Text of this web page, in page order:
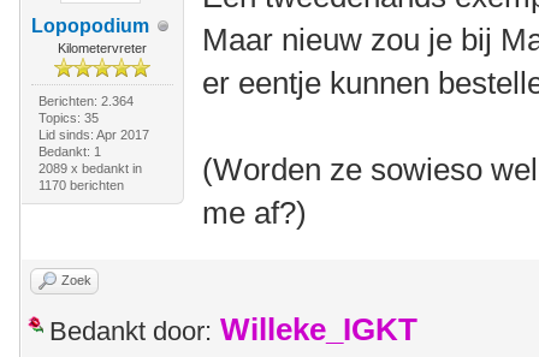
Lopopodium
Kilometervreter
Berichten: 2.364
Topics: 35
Lid sinds: Apr 2017
Bedankt: 1
2089 x bedankt in
1170 berichten
Maar nieuw zou je bij
er eentje kunnen
(Worden ze sowieso
me af?)
Zoek
Bedankt door: Willeke_IGKT